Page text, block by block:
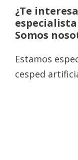
¿Te
Somos
Estamos
cesped